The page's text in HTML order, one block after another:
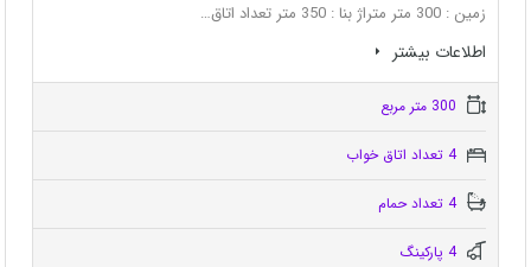
زمین : 300 متر متراژ بنا : 350 متر تعداد اتاق…
اطلاعات بيشتر
4 تعداد اتاق خواب
4 تعداد حمام
4 پاركينگ